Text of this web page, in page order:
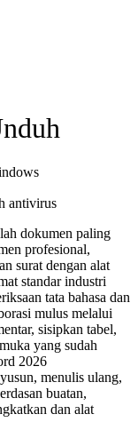
antivirus
dokumen paling
profesional,
surat dengan alat
standar industri
tata bahasa dan
mulus melalui
sisipkan tabel,
yang sudah
2026
menulis ulang,
buatan,
dan alat